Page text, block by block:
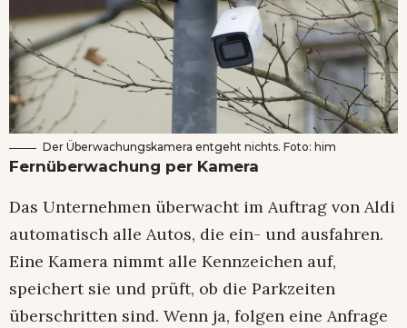
Der Überwachungskamera entgeht nichts. Foto: him
Fernüberwachung per Kamera
Das Unternehmen überwacht im Auftrag von Aldi
automatisch alle Autos, die ein- und ausfahren.
Eine Kamera nimmt alle Kennzeichen auf,
speichert sie und prüft, ob die Parkzeiten
überschritten sind. Wenn ja, folgen eine Anfrage